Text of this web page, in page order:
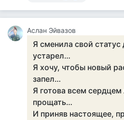
Аслан Эйвазов
Я сменила свой
устарел…
Я хочу, чтобы новый
запел…
Я готова всем
прощать…
И приняв настоящее,